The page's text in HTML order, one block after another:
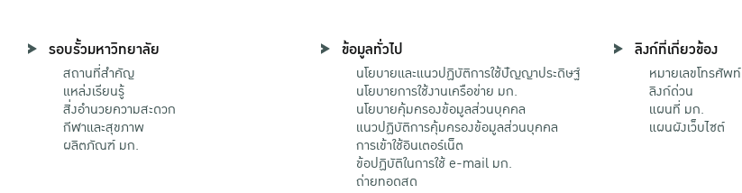
รอบรั้วมหาวิทยาลัย
สถานที่สำคัญ
แหล่งเรียนรู้
สิ่งอำนวยความสะดวก
กีฬาและสุขภาพ
ผลิตภัณฑ์ มก.
ข้อมูลทั่วไป
นโยบายและแนวปฏิบัติการใช้ปัญญาประดิษฐ์
นโยบายการใช้งานเครือข่าย มก.
นโยบายคุ้มครองข้อมูลส่วนบุคคล
แนวปฏิบัติการคุ้มครองข้อมูลส่วนบุคคล
การเข้าใช้อินเตอร์เน็ต
ข้อปฏิบัติในการใช้ e-mail มก.
ถ่ายทอดสด
ลิงก์ที่เกี่ยวข้อง
หมายเลขโทรศัพท์
ลิงก์ด่วน
แผนที่ มก.
แผนผังเว็บไซต์